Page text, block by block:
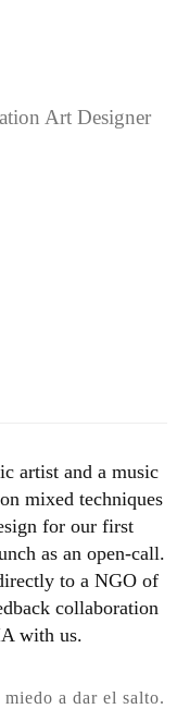
Art Designer
artist and a music
mixed techniques
for our first
as an open-call.
to a NGO of
collaboration
with us.
a dar el salto.